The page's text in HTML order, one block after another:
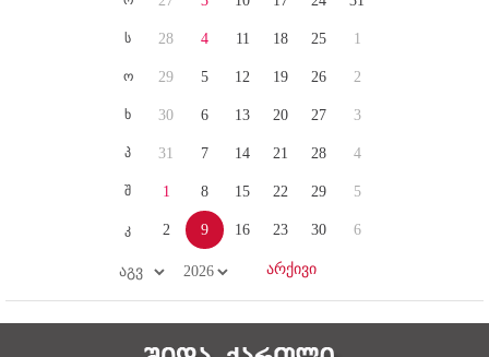
ს
ო
ხ
პ
შ
კ
28
29
30
31
1
2
4
5
6
7
8
9
11
12
13
14
15
16
18
19
20
21
22
23
25
26
27
28
29
30
1
2
3
4
5
6